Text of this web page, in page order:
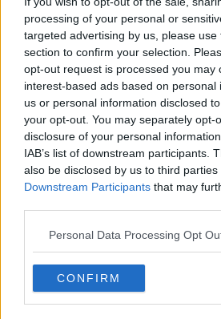
processing of your personal or
targeted advertising by us, please
section to confirm your selection.
opt-out request is processed you may
interest-based ads based on personal
us or personal information disclosed
your opt-out. You may separately opt-
disclosure of your personal
IAB’s list of downstream participants.
also be disclosed by us to third parties
Downstream Participants that may
Personal Data Processing Opt
CONFIRM
braccia. La Piazza del Popolo sarà
all’incanto con il laboratorio di origami di
falegnameria di Fantulin, al trasformismo
di “Alto livello”, spettacolo unico nel suo
il mimo clown tedesco Gunter Rieber e i
musicali del Delikatessen Duo.
In piazza Duomo ci sarà una
le macchine incredibili di Alberto Giorgi,
esponenti dell'illusionismo europeo; poi
de La Santa Rodilla (Italia/Perù), il cui
riceverà il premio alla carriera “La Luna
suggestive tele di Vincent Van Gogh di
bizzarri e sognanti personaggi di “Gli
piume”; il divertente riadattamento
“Sette in un colpo” e le irriverenti